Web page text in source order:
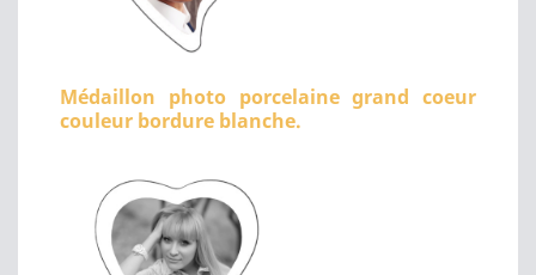
Médaillon photo porcelaine grand coeur
couleur bordure blanche.